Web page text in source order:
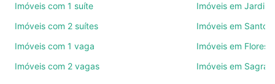
ruas, bairros e até condomínios favoritos. Você
também pode usar os filtros como quantidade de
quartos, suítes, com ou sem vaga de garagem para
comodidades, como piscina, academia, salão de
Imóveis com 1 suíte
Imóveis com 2 suítes
Imóveis com 1 vaga
Imóveis com 2 vagas
Imóveis em Jardim
Imóveis em Santo
Imóveis em
Imóveis em